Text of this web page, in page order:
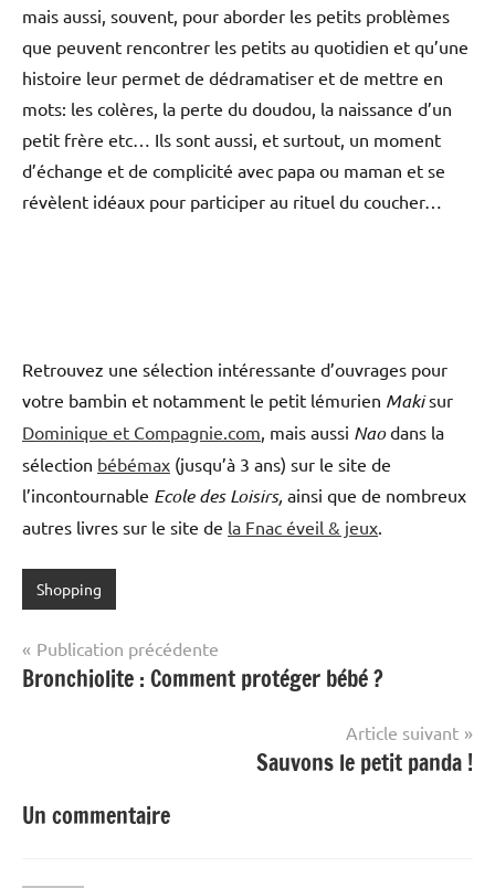
mais aussi, souvent, pour aborder les petits problèmes
que peuvent rencontrer les petits au quotidien et qu’une
histoire leur permet de dédramatiser et de mettre en
mots: les colères, la perte du doudou, la naissance d’un
petit frère etc… Ils sont aussi, et surtout, un moment
d’échange et de complicité avec papa ou maman et se
révèlent idéaux pour participer au rituel du coucher…
Retrouvez une sélection intéressante d’ouvrages pour
votre bambin et notamment le petit lémurien Makisur
Dominique et Compagnie.com , mais aussi Naodans la
sélection bébémax (jusqu’à 3 ans) sur le site de
l’incontournable Ecole des Loisirs, ainsi que de nombreux
autres livres sur le site de la Fnac éveil & jeux
Shopping
Navigation
de
Publication précédente
Bronchiolite : Comment protéger bébé ?
Article suivant
Sauvons le petit panda !
Un commentaire